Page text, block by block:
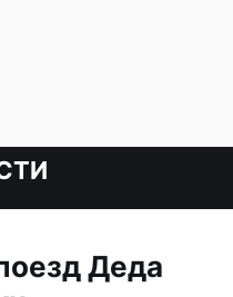
Деда